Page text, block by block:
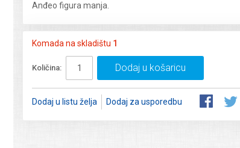
Anđeo figura manja.
Komada na skladištu 1
Količina: Dodaj u košaricu
Dodaj u listu želja Dodaj za usporedbu